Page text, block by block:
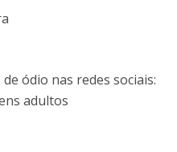
ódio nas redes sociais:
adultos